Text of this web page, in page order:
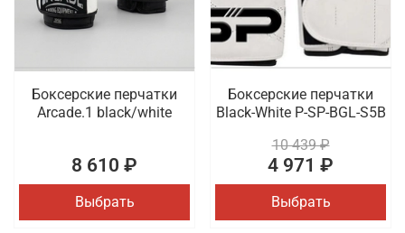
Боксерские перчатки
Arcade.1 black/white
8 610 ₽
Выбрать
Боксерские перчатки
Black-White P-SP-BGL-S5B
10 439 ₽
4 971 ₽
Выбрать